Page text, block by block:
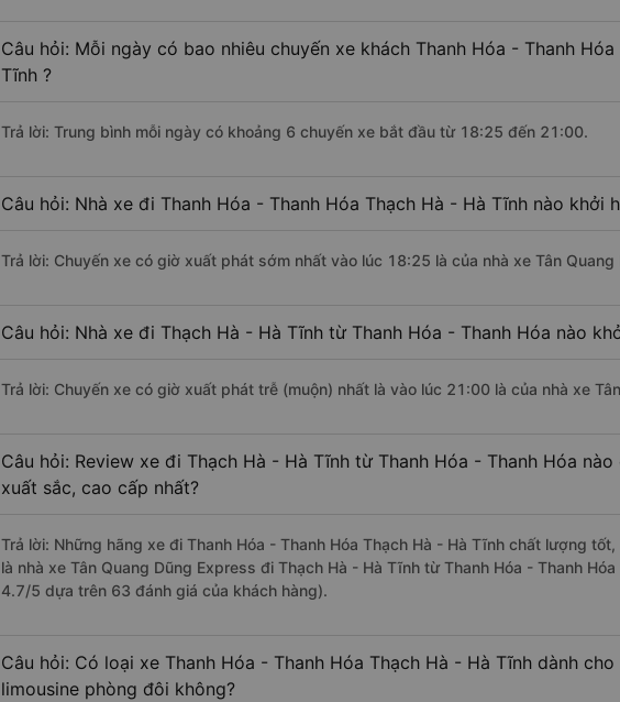
Câu hỏi: Mỗi ngày có bao nhiêu chuyến xe khách Thanh Hóa - Thanh
Tĩnh ?
Trả lời: Trung bình mỗi ngày có khoảng 6 chuyến xe bắt đầu từ 18:25 đến 21:00.
Câu hỏi: Nhà xe đi Thanh Hóa - Thanh Hóa Thạch Hà - Hà Tĩnh nào khởi
Trả lời: Chuyến xe có giờ xuất phát sớm nhất vào lúc 18:25 là của nhà xe Tân Quang
Câu hỏi: Nhà xe đi Thạch Hà - Hà Tĩnh từ Thanh Hóa - Thanh Hóa nào
Trả lời: Chuyến xe có giờ xuất phát trễ (muộn) nhất là vào lúc 21:00 là của nhà xe
Câu hỏi: Review xe đi Thạch Hà - Hà Tĩnh từ Thanh Hóa - Thanh Hóa
xuất sắc, cao cấp nhất?
Trả lời: Những hãng xe đi Thanh Hóa - Thanh Hóa Thạch Hà - Hà Tĩnh chất lượng
là nhà xe Tân Quang Dũng Express đi Thạch Hà - Hà Tĩnh từ Thanh Hóa - Thanh
4.7/5 dựa trên 63 đánh giá của khách hàng).
Câu hỏi: Có loại xe Thanh Hóa - Thanh Hóa Thạch Hà - Hà Tĩnh dành
limousine phòng đôi không?